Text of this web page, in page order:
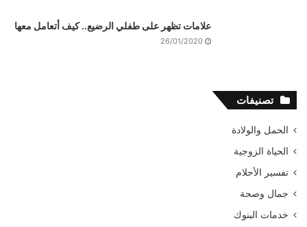
علامات تظهر على طفلي الرضيع.. كيف أتعامل معها
26/01/2020
تصنيفات
الحمل والولادة
الحياة الزوجية
تفسير الأحلام
جمال وصحة
خدمات البنوك